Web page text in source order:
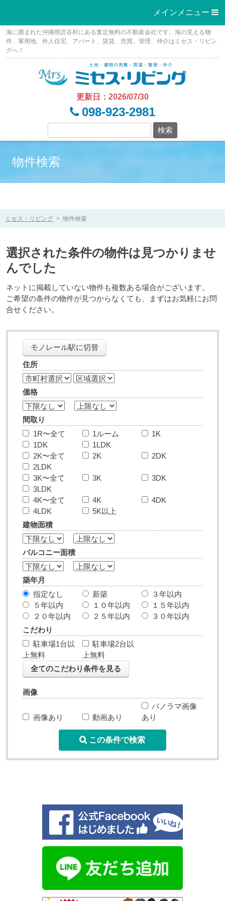
メインメニュー 
Skip
content
海に囲まれた沖縄県読谷村にある査定無料の不動産会社です。海の見える物
件、軍用地、外人住宅、アパート、賃貸、売買、管理、仲介はミセス・リビン
グへ！
更新日：2026/07/30
098-923-2981
物件検索
ミセス・リビング > 物件検索
選択された条件の物件は見つかりませ
んでした
ネットに掲載していない物件も複数ある場合がございます。
ご希望の条件の物件が見つからなくても、まずはお気軽にお問
合せください。
モノレール駅に切替
住所
価格
間取り
1R〜全て
1ルーム
1K
1DK
1LDK
2K〜全て
2K
2DK
2LDK
3K〜全て
3K
3DK
3LDK
4K〜全て
4K
4DK
4LDK
5K以上
建物面積
バルコニー面積
築年月
指定なし
新築
３年以内
５年以内
１０年以内
１５年以内
２０年以内
２５年以内
３０年以内
こだわり
駐車場1台以
上無料
駐車場2台以
上無料
全てのこだわり条件を見る
画像
画像あり 動画あり
パノラマ画像
あり